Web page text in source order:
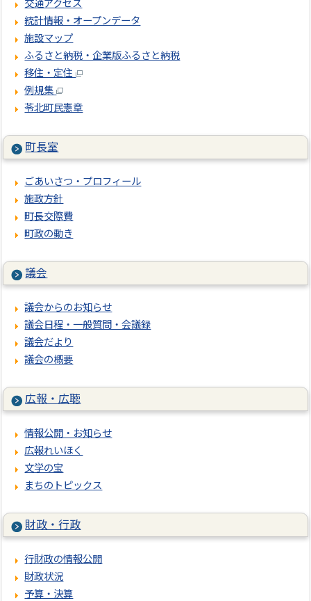
交通アクセス
統計情報・オープンデータ
施設マップ
ふるさと納税・企業版ふるさと納税
移住・定住
例規集
苓北町民憲章
町長室
ごあいさつ・プロフィール
施政方針
町長交際費
町政の動き
議会
議会からのお知らせ
議会日程・一般質問・会議録
議会だより
議会の概要
広報・広聴
情報公開・お知らせ
広報れいほく
文学の宝
まちのトピックス
財政・行政
行財政の情報公開
財政状況
予算・決算